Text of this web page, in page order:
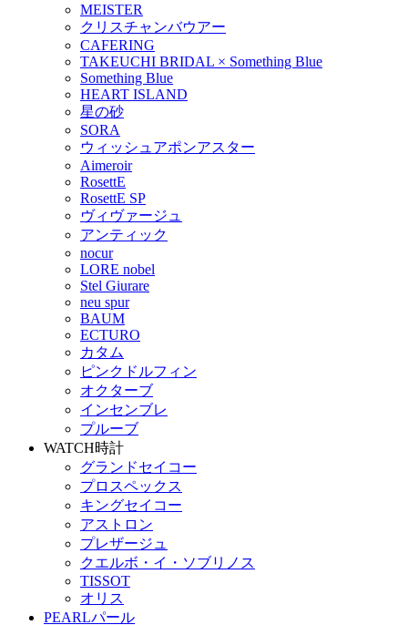
MEISTER
クリスチャンバウアー
CAFERING
TAKEUCHI BRIDAL × Something Blue
Something Blue
HEART ISLAND
星の砂
SORA
ウィッシュアポンアスター
Aimeroir
RosettE
RosettE SP
ヴィヴァージュ
アンティック
nocur
LORE nobel
Stel Giurare
neu spur
BAUM
ECTURO
カタム
ピンクドルフィン
オクターブ
インセンブレ
プルーブ
WATCH時計
グランドセイコー
プロスペックス
キングセイコー
アストロン
プレザージュ
クエルボ・イ・ソブリノス
TISSOT
オリス
PEARLパール